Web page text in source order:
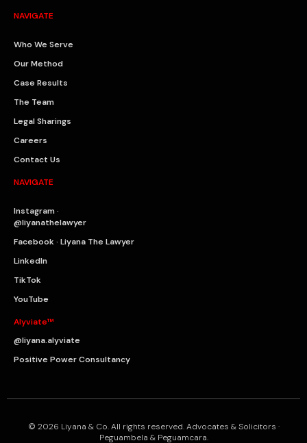
NAVIGATE
Who We Serve
Our Method
Case Results
The Team
Legal Sharings
Careers
Contact Us
NAVIGATE
Instagram ·
@liyanathelawyer
Facebook · Liyana The Lawyer
LinkedIn
TikTok
YouTube
Alyviate™
@liyana.alyviate
Positive Power Consultancy
© 2026 Liyana & Co. All rights reserved. Advocates & Solicitors ·
Peguambela & Peguamcara.